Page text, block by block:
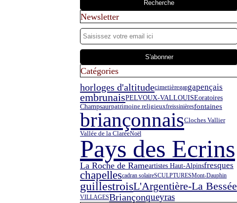
Newsletter
Catégories
horloges d'altitudecimetièregapgapençais
embrunaisPELVOUX-VALLOUISEoratoires
Champsaurpatrimoine religieuxfreissinièresfontaines
briançonnaisCloches Vallier
Vallée de la ClaréeNoël
Pays des Ecrins
La Roche de Rameartistes Haut-Alpinsfresques
chapellescadran solaireSCULPTURESMont-Dauphin
guillestroisL'Argentière-La Bessée
VILLAGESBriançonqueyras